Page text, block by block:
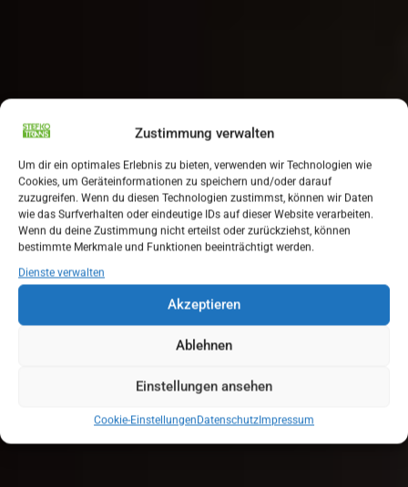
Zustimmung verwalten
Um dir ein optimales Erlebnis zu bieten, verwenden wir Technologien wie
Cookies, um Geräteinformationen zu speichern und/oder darauf
zuzugreifen. Wenn du diesen Technologien zustimmst, können wir Daten
wie das Surfverhalten oder eindeutige IDs auf dieser Website verarbeiten.
Wenn du deine Zustimmung nicht erteilst oder zurückziehst, können
bestimmte Merkmale und Funktionen beeinträchtigt werden.
Dienste verwalten
Akzeptieren
Ablehnen
Einstellungen ansehen
Cookie-EinstellungenDatenschutzImpressum